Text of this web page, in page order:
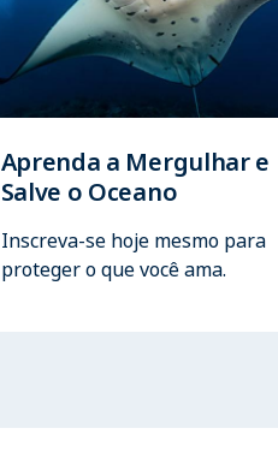
Aprenda a Mergulhar e
Salve o Oceano
Inscreva-se hoje mesmo para
proteger o que você ama.